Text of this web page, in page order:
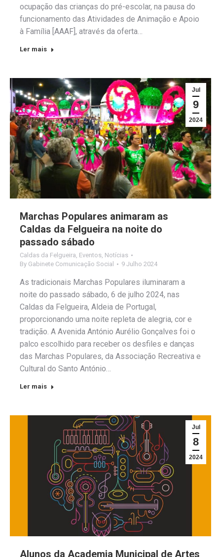
ocupação das crianças do pré-escolar, na pausa do
funcionamento das Atividades de Animação e Apoio
à Família [AAAF], através da oferta…
Ler mais
Jul
9
2024
Marchas Populares animaram as
Caldas da Felgueira na noite do
passado sábado
Caldas da Felgueira, Eventos, Notícias
By Gabinete Comunicação Social 9 Julho 2024
As tradicionais Marchas Populares iluminaram a
noite do passado sábado, 6 de julho 2024, nas
Caldas da Felgueira, Aldeia de Portugal,
proporcionando uma noite repleta de alegria, cor e
tradição. A Avenida António Aurélio Gonçalves foi o
palco escolhido para receber os desfiles e danças
das Marchas Populares, da Associação Recreativa e
Cultural do Santo António…
Ler mais
Jul
8
2024
Alunos da Academia Municipal de Artes